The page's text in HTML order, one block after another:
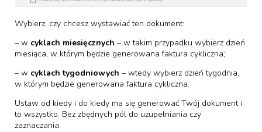
Wybierz, czy chcesz wystawiać ten dokument:
– w cyklach miesięcznych – w takim przypadku wybierz dzień
miesiąca, w którym będzie generowana faktura cykliczna;
– w cyklach tygodniowych – wtedy wybierz dzień tygodnia,
w którym będzie generowana faktura cykliczna.
Ustaw od kiedy i do kiedy ma się generować Twój dokument i
to wszystko. Bez zbędnych pól do uzupełniania czy
zaznaczania.